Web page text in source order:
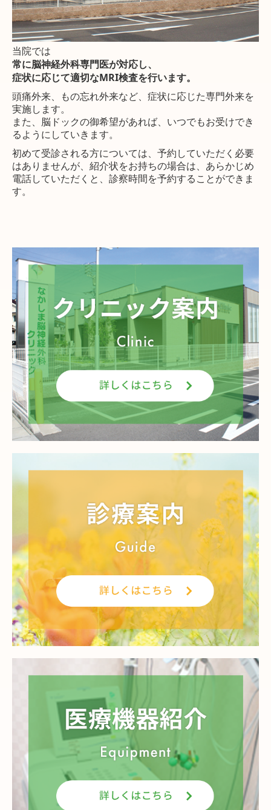
当院では
常に脳神経外科専門医が対応し、
症状に応じて適切なMRI検査を行います。
頭痛外来、もの忘れ外来など、症状に応じた専門外来を
実施します。
また、脳ドックの御希望があれば、いつでもお受けでき
るようにしていきます。
初めて受診される方については、予約していただく必要
はありませんが、紹介状をお持ちの場合は、あらかじめ
電話していただくと、診察時間を予約することができま
す。